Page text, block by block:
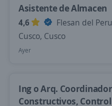
Asistente de Almacen
4,6
Flesan del
Cusco, Cusco
Ayer
Ing o Arq.
Constructivos,